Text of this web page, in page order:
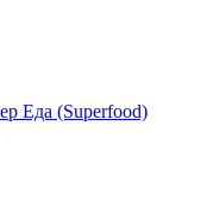
Еда (Superfood)